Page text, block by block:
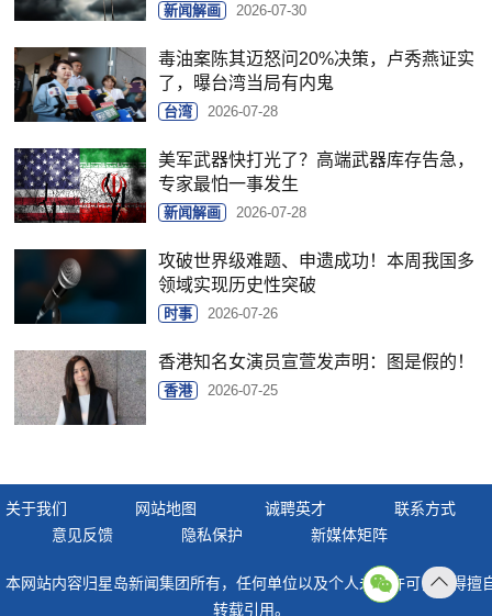
新闻解画 2026-07-30
毒油案陈其迈怒问20%决策，卢秀燕证实
了，曝台湾当局有内鬼
台湾 2026-07-28
美军武器快打光了？高端武器库存告急，
专家最怕一事发生
新闻解画 2026-07-28
攻破世界级难题、申遗成功！本周我国多
领域实现历史性突破
时事 2026-07-26
香港知名女演员宣萱发声明：图是假的！
香港 2026-07-25
关于我们 网站地图 诚聘英才
联系方式
意见反馈
隐私保护 新媒体矩阵
本网站内容归星岛新闻集团所有，任何单位以及个人未经许可，不得擅
转载引用。